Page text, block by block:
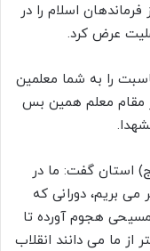
اسلام را در
عرض کرد.
را به شما معلمین
مقام معلم همین بس
استان گفت: ما در
بریم، دورانی که
هجوم آورده تا
از ما می دانند انقلاب